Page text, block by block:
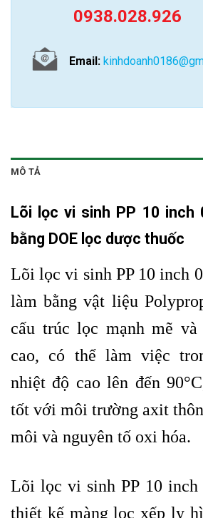
0938.028.926
Email:
MÔ TẢ
Lõi lọc vi sinh PP 10 inch
bằng DOE lọc dược thuốc
Lõi lọc vi sinh PP 10 inch
làm bằng vật liệu
cấu trúc lọc mạnh mẽ và
cao, có thể làm việc
nhiệt độ cao lên đến
tốt với môi trường axit
môi và nguyên tố oxi hóa.
Lõi lọc vi sinh PP 10
thiết kế màng lọc xếp ly